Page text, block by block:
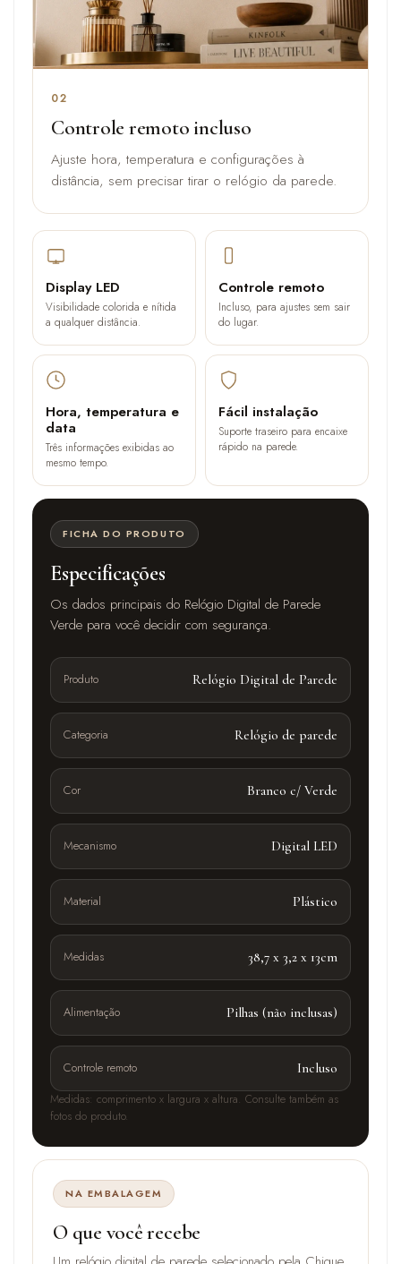
02
Controle remoto incluso
Ajuste hora, temperatura e configurações à
distância, sem precisar tirar o relógio da parede.
Display LED
Visibilidade colorida e nítida
a qualquer distância.
Controle remoto
Incluso, para ajustes sem sair
do lugar.
Hora, temperatura e
data
Três informações exibidas ao
mesmo tempo.
Fácil instalação
Suporte traseiro para encaixe
rápido na parede.
FICHA DO PRODUTO
Especificações
Os dados principais do Relógio Digital de Parede
Verde para você decidir com segurança.
Produto Relógio Digital de Parede
Categoria Relógio de parede
Cor Branco c/ Verde
Mecanismo Digital LED
Material Plástico
Medidas 38,7 x 3,2 x 13cm
Alimentação Pilhas (não inclusas)
Controle remoto
Incluso
Medidas: comprimento x largura x altura. Consulte também as
fotos do produto.
NA EMBALAGEM
O que você recebe